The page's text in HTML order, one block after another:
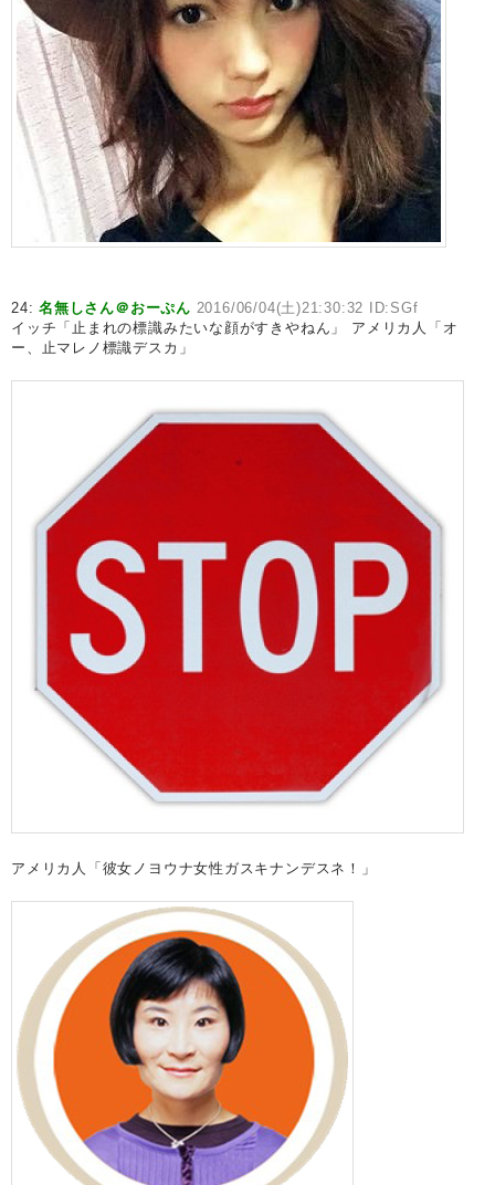
24:名無しさん＠おーぷん 2016/06/04(土)21:30:32 ID:SGf
イッチ「止まれの標識みたいな顔がすきやねん」 アメリカ人「オ
ー、止マレノ標識デスカ」
アメリカ人「彼女ノヨウナ女性ガスキナンデスネ！」